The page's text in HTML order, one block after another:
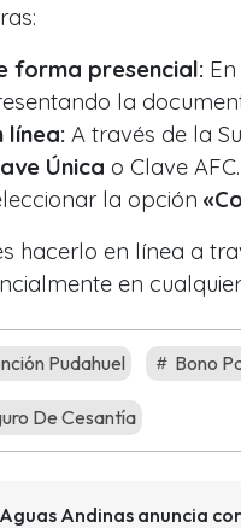
forma presencial:
la
línea: A través de la
Única o Clave
la opción
hacerlo en línea a
en
Pudahuel Bono
De Cesantía
Aguas Andinas anuncia